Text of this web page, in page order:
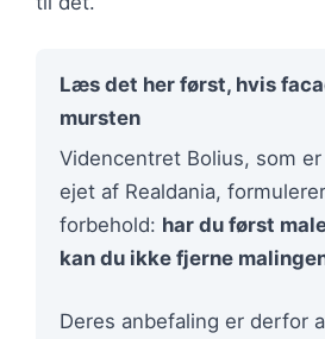
Læs det her først, hvis
mursten
Videncentret Bolius, som
ejet af Realdania,
forbehold: har du først
kan du ikke fjerne
Deres anbefaling er derfor